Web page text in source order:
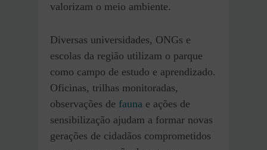
valorizam o meio ambiente.
Diversas universidades, ONGs e
escolas da região utilizam o parque
como campo de estudo e aprendizado.
Oficinas, trilhas monitoradas,
observações de fauna e ações de
sensibilização ajudam a formar novas
gerações de cidadãos comprometidos